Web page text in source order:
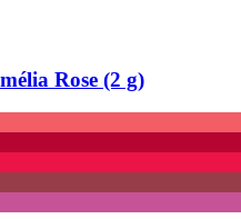
Rose (2 g)